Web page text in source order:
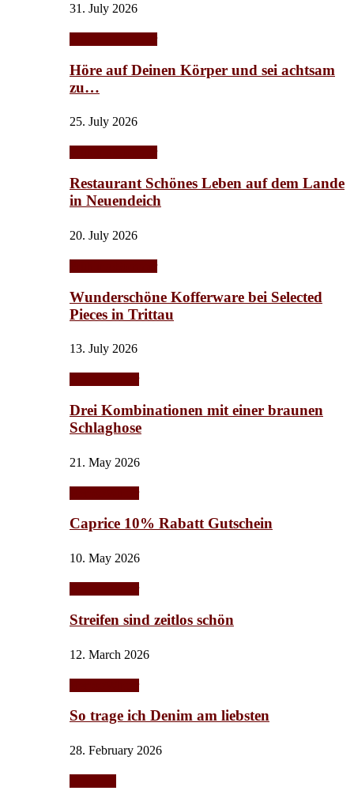
31. July 2026
Höre auf Deinen Körper und sei achtsam
zu…
25. July 2026
Restaurant Schönes Leben auf dem Lande
in Neuendeich
20. July 2026
Wunderschöne Kofferware bei Selected
Pieces in Trittau
13. July 2026
Drei Kombinationen mit einer braunen
Schlaghose
21. May 2026
Caprice 10% Rabatt Gutschein
10. May 2026
Streifen sind zeitlos schön
12. March 2026
So trage ich Denim am liebsten
28. February 2026